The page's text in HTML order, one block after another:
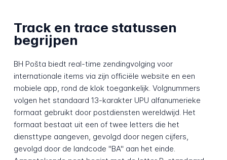
Track en trace statussen
begrijpen
BH Pošta biedt real-time zendingvolging voor
internationale items via zijn officiële website en een
mobiele app, rond de klok toegankelijk. Volgnummers
volgen het standaard 13-karakter UPU alfanumerieke
formaat gebruikt door postdiensten wereldwijd. Het
formaat bestaat uit een of twee letters die het
diensttype aangeven, gevolgd door negen cijfers,
gevolgd door de landcode "BA" aan het einde.